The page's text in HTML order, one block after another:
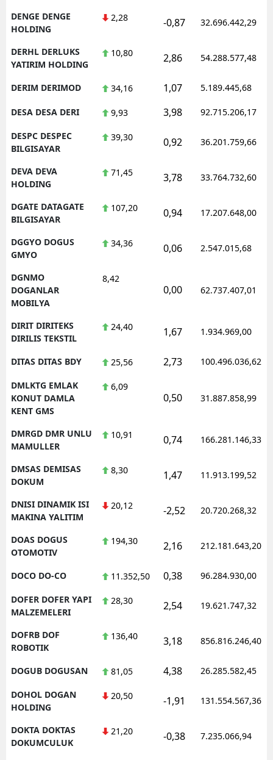
DENGE DENGE
HOLDING
2,28 -0,87 32.696.442,29
DERHL DERLUKS
YATIRIM HOLDING
10,80 2,86 54.288.577,48
DERIM DERIMOD 34,16 1,07 5.189.445,68
DESA DESA DERI 9,93 3,98 92.715.206,17
DESPC DESPEC
BILGISAYAR
39,30 0,92 36.201.759,66
DEVA DEVA
HOLDING
71,45 3,78 33.764.732,60
DGATE DATAGATE
BILGISAYAR
107,20 0,94 17.207.648,00
DGGYO DOGUS
GMYO
34,36 0,06 2.547.015,68
DGNMO
DOGANLAR
MOBILYA
8,42
0,00 62.737.407,01
DIRIT DIRITEKS
DIRILIS TEKSTIL
24,40 1,67 1.934.969,00
DITAS DITAS BDY 25,56 2,73 100.496.036,62
DMLKTG EMLAK
KONUT DAMLA
KENT GMS
6,09
0,50 31.887.858,99
DMRGD DMR UNLU
MAMULLER
10,91 0,74 166.281.146,33
DMSAS DEMISAS
DOKUM
8,30 1,47 11.913.199,52
DNISI DINAMIK ISI
MAKINA YALITIM
20,12 -2,52 20.720.268,32
DOAS DOGUS
OTOMOTIV
194,30 2,16 212.181.643,20
DOCO DO-CO 11.352,50 0,38 96.284.930,00
DOFER DOFER YAPI
MALZEMELERI
28,30 2,54 19.621.747,32
DOFRB DOF
ROBOTIK
136,40 3,18 856.816.246,40
DOGUB DOGUSAN 81,05 4,38 26.285.582,45
DOHOL DOGAN
HOLDING
20,50 -1,91 131.554.567,36
DOKTA DOKTAS
DOKUMCULUK
21,20 -0,38 7.235.066,94